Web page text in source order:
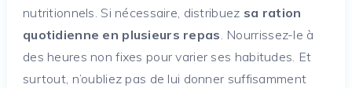
nutritionnels. Si nécessaire, distribuez sa ration
quotidienne en plusieurs repas. Nourrissez-le à
des heures non fixes pour varier ses habitudes. Et
surtout, n’oubliez pas de lui donner suffisamment